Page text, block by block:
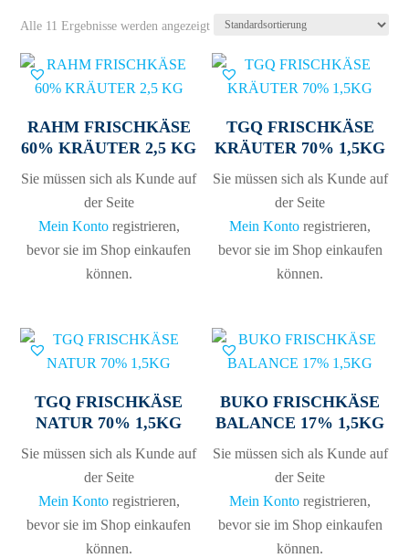
Alle 11 Ergebnisse werden angezeigt
RAHM FRISCHKÄSE
60% KRÄUTER 2,5 KG
Sie müssen sich als Kunde auf
der Seite
Mein Kontoregistrieren,
bevor sie im Shop einkaufen
können.
TGQ FRISCHKÄSE
KRÄUTER 70% 1,5KG
Sie müssen sich als Kunde auf
der Seite
Mein Konto registrieren,
bevor sie im Shop einkaufen
können.
TGQ FRISCHKÄSE
NATUR 70% 1,5KG
Sie müssen sich als Kunde auf
der Seite
Mein Kontoregistrieren,
bevor sie im Shop einkaufen
können.
BUKO FRISCHKÄSE
BALANCE 17% 1,5KG
Sie müssen sich als Kunde auf
der Seite
Mein Konto registrieren,
bevor sie im Shop einkaufen
können.